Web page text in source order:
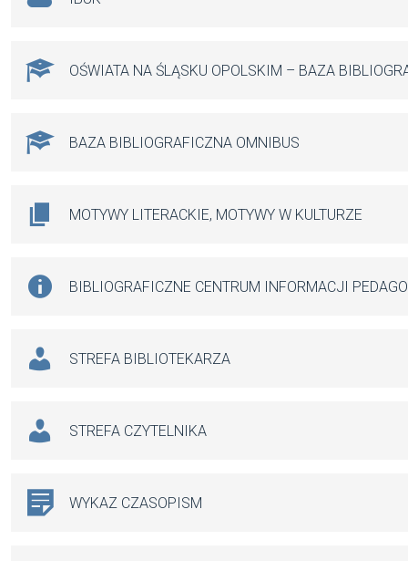
OŚWIATA NA ŚLĄSKU OPOLSKIM – BAZA
BAZA BIBLIOGRAFICZNA OMNIBUS
MOTYWY LITERACKIE, MOTYWY W KULTURZE
BIBLIOGRAFICZNE CENTRUM INFORMACJI
STREFA BIBLIOTEKARZA
STREFA CZYTELNIKA
WYKAZ CZASOPISM